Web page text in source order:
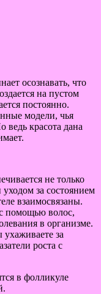
осознавать, что
на пустом
постоянно.
модели, чья
ведь красота дана
не только
за состоянием
взаимосвязаны.
помощью волос,
в организме.
за
роста с
в фолликуле